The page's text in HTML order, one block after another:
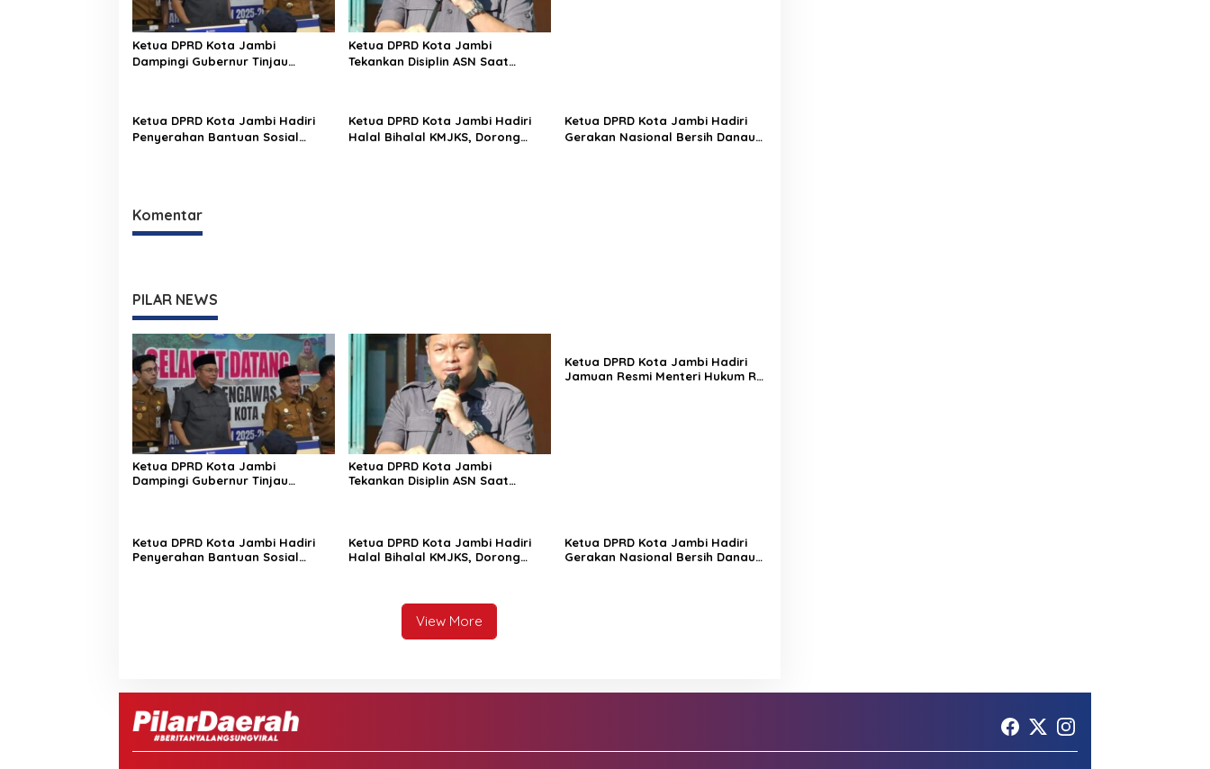
Ketua DPRD Kota Jambi
Dampingi Gubernur Tinjau
Ketua DPRD Kota Jambi
Tekankan Disiplin ASN Saat
Ketua DPRD Kota Jambi Hadiri
Penyerahan Bantuan Sosial
Ketua DPRD Kota Jambi Hadiri
Halal Bihalal KMJKS, Dorong
Ketua DPRD Kota Jambi Hadiri
Gerakan Nasional Bersih Danau
Komentar
PILAR NEWS
Ketua DPRD Kota Jambi
Dampingi Gubernur Tinjau
Ketua DPRD Kota Jambi
Tekankan Disiplin ASN Saat
Ketua DPRD Kota Jambi Hadiri
Jamuan Resmi Menteri Hukum RI,
Ketua DPRD Kota Jambi Hadiri
Penyerahan Bantuan Sosial
Ketua DPRD Kota Jambi Hadiri
Halal Bihalal KMJKS, Dorong
Ketua DPRD Kota Jambi Hadiri
Gerakan Nasional Bersih Danau
View More